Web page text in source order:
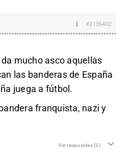
#2136402
mucho asco aquellas
las banderas de España
juega a fútbol.
franquista, nazi y
Ver respuestas(3)